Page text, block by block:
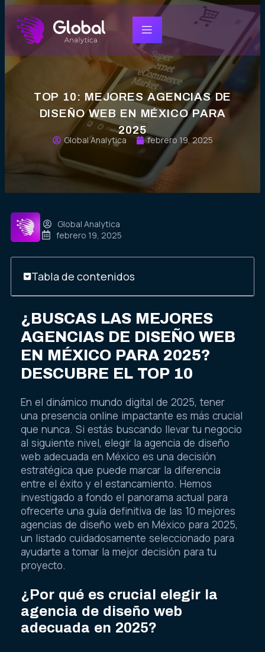
TOP 10: MEJORES AGENCIAS DE
DISEÑO WEB EN MÉXICO PARA
2025
Global Analytica febrero 19, 2025
Global Analytica
febrero 19, 2025
Tabla de contenidos
¿BUSCAS LAS MEJORES
AGENCIAS DE DISEÑO WEB
EN MÉXICO PARA 2025?
DESCUBRE EL TOP 10
En el dinámico mundo digital de 2025, tener
una presencia online impactante es más crucial
que nunca. Si estás buscando llevar tu negocio
al siguiente nivel, elegir la agencia de diseño
web adecuada en México es una decisión
estratégica que puede marcar la diferencia
entre el éxito y el estancamiento. Hemos
investigado a fondo el panorama actual para
ofrecerte una guía definitiva de las 10 mejores
agencias de diseño web en México para 2025,
un listado cuidadosamente seleccionado para
ayudarte a tomar la mejor decisión para tu
proyecto.
¿Por qué es crucial elegir la
agencia de diseño web
adecuada en 2025?